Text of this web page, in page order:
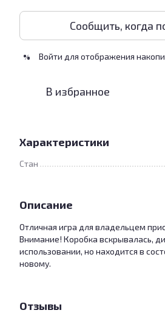
Сообщить, когда
% Войти для отображения
В избранное
Характеристики
Стан
Описание
Отличная игра для владельцем
Внимание! Коробка вскрывалась,
использовании, но находится в
новому.
Отзывы